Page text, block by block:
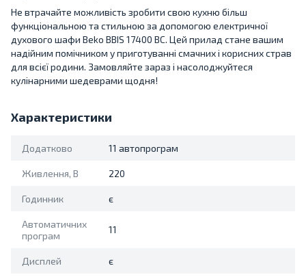
Не втрачайте можливість зробити свою кухню більш
функціональною та стильною за допомогою електричної
духового шафи Beko BBIS 17400 BC. Цей прилад стане вашим
надійним помічником у приготуванні смачних і корисних страв
для всієї родини. Замовляйте зараз і насолоджуйтеся
кулінарними шедеврами щодня!
Характеристики
Додатково 11 автопрограм
Живлення, В 220
Годинник є
Автоматичних
програм
11
Дисплей є